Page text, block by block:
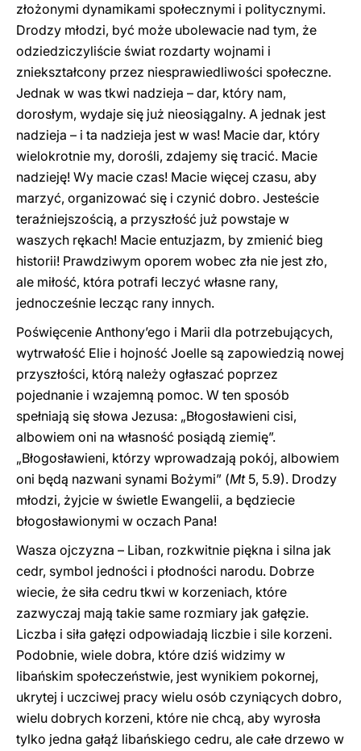
złożonymi dynamikami społecznymi i politycznymi.
Drodzy młodzi, być może ubolewacie nad tym, że
odziedziczyliście świat rozdarty wojnami i
zniekształcony przez niesprawiedliwości społeczne.
Jednak w was tkwi nadzieja – dar, który nam,
dorosłym, wydaje się już nieosiągalny. A jednak jest
nadzieja – i ta nadzieja jest w was! Macie dar, który
wielokrotnie my, dorośli, zdajemy się tracić. Macie
nadzieję! Wy macie czas! Macie więcej czasu, aby
marzyć, organizować się i czynić dobro. Jesteście
teraźniejszością, a przyszłość już powstaje w
waszych rękach! Macie entuzjazm, by zmienić bieg
historii! Prawdziwym oporem wobec zła nie jest zło,
ale miłość, która potrafi leczyć własne rany,
jednocześnie lecząc rany innych.
Poświęcenie Anthony’ego i Marii dla potrzebujących,
wytrwałość Elie i hojność Joelle są zapowiedzią nowej
przyszłości, którą należy ogłaszać poprzez
pojednanie i wzajemną pomoc. W ten sposób
spełniają się słowa Jezusa: „Błogosławieni cisi,
albowiem oni na własność posiądą ziemię”.
„Błogosławieni, którzy wprowadzają pokój, albowiem
oni będą nazwani synami Bożymi” (Mt5, 5.9). Drodzy
młodzi, żyjcie w świetle Ewangelii, a będziecie
błogosławionymi w oczach Pana!
Wasza ojczyzna – Liban, rozkwitnie piękna i silna jak
cedr, symbol jedności i płodności narodu. Dobrze
wiecie, że siła cedru tkwi w korzeniach, które
zazwyczaj mają takie same rozmiary jak gałęzie.
Liczba i siła gałęzi odpowiadają liczbie i sile korzeni.
Podobnie, wiele dobra, które dziś widzimy w
libańskim społeczeństwie, jest wynikiem pokornej,
ukrytej i uczciwej pracy wielu osób czyniących dobro,
wielu dobrych korzeni, które nie chcą, aby wyrosła
tylko jedna gałąź libańskiego cedru, ale całe drzewo w